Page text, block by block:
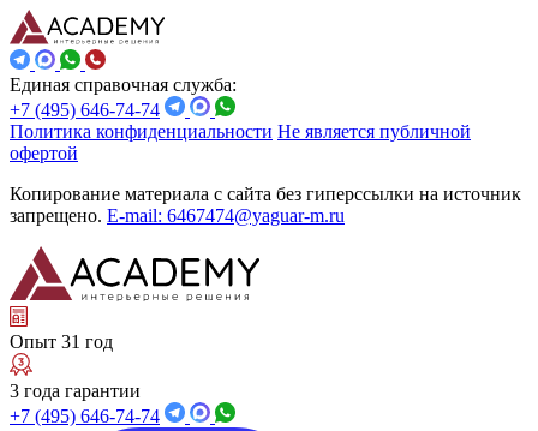
Единая справочная служба:
+7 (495) 646-74-74
Политика конфиденциальности Не является публичной
офертой
Копирование материала с сайта без гиперссылки на источник
запрещено. E-mail: 6467474@yaguar-m.ru
Опыт 31 год
3 года гарантии
+7 (495) 646-74-74